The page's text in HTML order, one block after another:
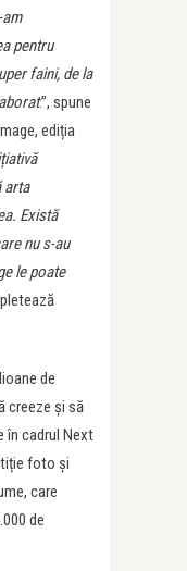
pentru
faini, de la
.”, spune
ediția
arta
Există
nu s-au
le poate
de
creeze și să
în cadrul Next
foto și
care
de